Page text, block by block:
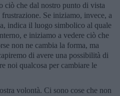
ciò che dal nostro punto di vista
Se iniziamo, invece, a
indica il luogo simbolico al quale
e iniziamo a vedere ciò che
non ne cambia la forma, ma
di avere una possibilità di
noi qualcosa per cambiare le
volontà. Ci sono cose che non